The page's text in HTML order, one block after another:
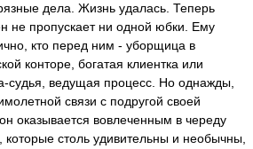
дела. Жизнь удалась. Теперь
не пропускает ни одной юбки. Ему
кто перед ним - уборщица в
конторе, богатая клиентка или
судья, ведущая процесс. Но однажды,
связи с подругой своей
оказывается вовлеченным в череду
которые столь удивительны и необычны,